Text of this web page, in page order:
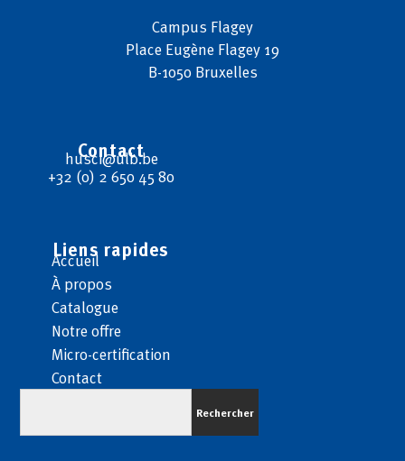
Contact
husci@ulb.be
+32 (0) 2 650 45 80
Liens rapides
Accueil
À propos
Catalogue
Notre offre
Micro-certification
Contact
Rechercher
Campus Flagey
Place Eugène Flagey 19
B-1050 Bruxelles